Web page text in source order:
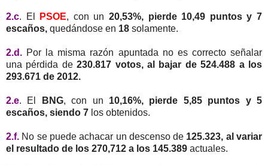
2.c. El PSOE, con un20,53%, pierde 10,49 puntos y 7
escaños, quedándose en 18 solamente.
2.d. Por la misma razón apuntada no es correcto señalar
una pérdida de230.817 votos, al bajar de 524.488 a los
293.671 de 2012.
2.e. El BNG, con un 10,16%, pierde 5,85 puntos y 5
escaños, siendo 7 los obtenidos.
2.f. No se puede achacar un descenso de 125.323, al variar
el resultado de los 270,712 a los 145.389 actuales.